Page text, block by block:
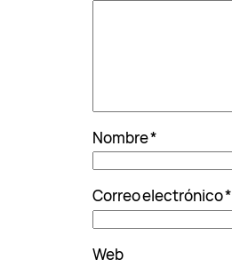
Nombre*
Correo electrónico*
Web